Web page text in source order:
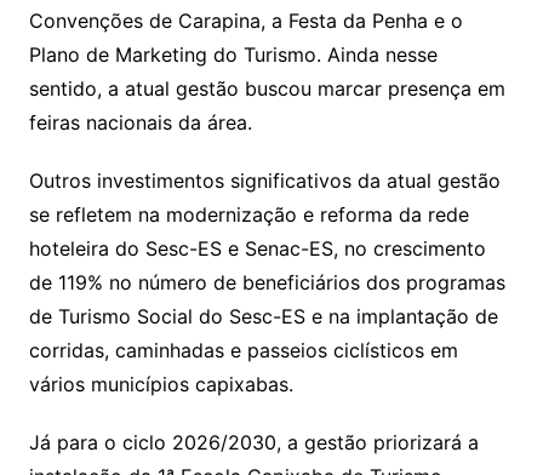
Convenções de Carapina, a Festa da Penha e o
Plano de Marketing do Turismo. Ainda nesse
sentido, a atual gestão buscou marcar presença em
feiras nacionais da área.
Outros investimentos significativos da atual gestão
se refletem na modernização e reforma da rede
hoteleira do Sesc-ES e Senac-ES, no crescimento
de 119% no número de beneficiários dos programas
de Turismo Social do Sesc-ES e na implantação de
corridas, caminhadas e passeios ciclísticos em
vários municípios capixabas.
Já para o ciclo 2026/2030, a gestão priorizará a